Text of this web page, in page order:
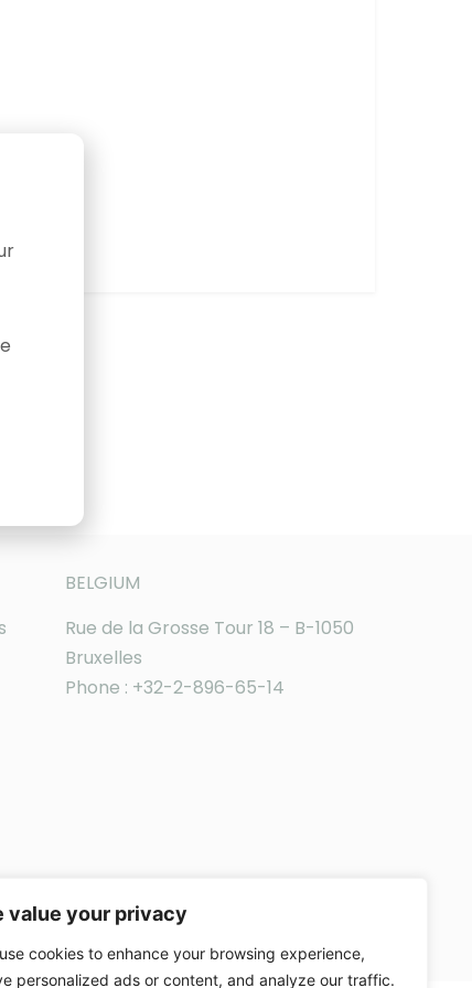
value your privacy
cookies to enhance your browsing experience,
personalized ads or content, and analyze our traffic.
BELGIUM
Rue de la Grosse Tour 18 – B-1050
Bruxelles
Phone : +32-2-896-65-14